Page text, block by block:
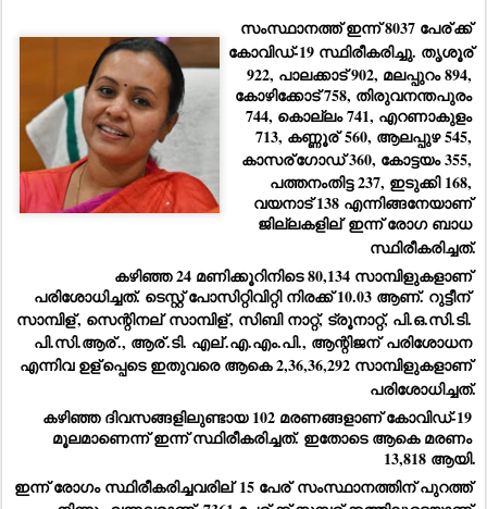
സംസ്ഥാനത്ത് ഇന്ന് 8037 പേര്ക്ക്
കോവിഡ്-19 സ്ഥിരീകരിച്ചു. തൃശൂര്
922, പാലക്കാട് 902, മലപ്പുറം 894,
കോഴിക്കോട് 758, തിരുവനന്തപുരം
744, കൊല്ലം 741, എറണാകുളം
713, കണ്ണൂര് 560, ആലപ്പുഴ 545,
കാസര്ഗോഡ് 360, കോട്ടയം 355,
പത്തനംതിട്ട 237, ഇടുക്കി 168,
വയനാട് 138 എന്നിങ്ങനേയാണ്
ജില്ലകളില് ഇന്ന് രോഗ ബാധ
സ്ഥിരീകരിച്ചത്.
കഴിഞ്ഞ 24 മണിക്കൂറിനിടെ 80,134 സാമ്പിളുകളാണ്
പരിശോധിച്ചത്. ടെസ്റ്റ് പോസിറ്റിവിറ്റി നിരക്ക് 10.03 ആണ്. റുട്ടീന്
സാമ്പിള്, സെന്റിനല് സാമ്പിള്, സിബി നാറ്റ്, ട്രൂനാറ്റ്, പി.ഒ.സി.ടി.
പി.സി.ആര്., ആര്.ടി. എല്.എ.എം.പി., ആന്റിജന് പരിശോധന
എന്നിവ ഉള്പ്പെടെ ഇതുവരെ ആകെ 2,36,36,292 സാമ്പിളുകളാണ്
പരിശോധിച്ചത്.
കഴിഞ്ഞ ദിവസങ്ങളിലുണ്ടായ 102 മരണങ്ങളാണ് കോവിഡ്-19
മൂലമാണെന്ന് ഇന്ന് സ്ഥിരീകരിച്ചത്. ഇതോടെ ആകെ മരണം
13,818 ആയി.
ഇന്ന് രോഗം സ്ഥിരീകരിച്ചവരില് 15 പേര് സംസ്ഥാനത്തിന് പുറത്ത്